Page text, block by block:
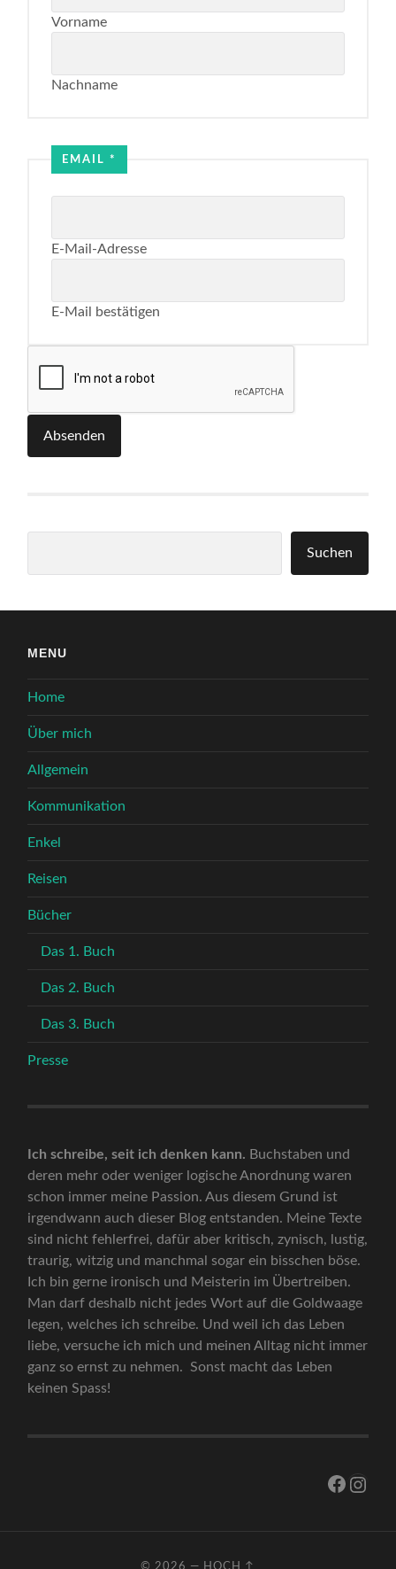
Vorname
Nachname
Email
EMAIL*
E-Mail-Adresse
E-Mail bestätigen
Absenden
Suchen
MENU
Home
Über mich
Allgemein
Kommunikation
Enkel
Reisen
Bücher
Das 1. Buch
Das 2. Buch
Das 3. Buch
Presse
Ich schreibe, seit ich denken kann. Buchstaben und
deren mehr oder weniger logische Anordnung waren
schon immer meine Passion. Aus diesem Grund ist
irgendwann auch dieser Blog entstanden. Meine Texte
sind nicht fehlerfrei, dafür aber kritisch, zynisch, lustig,
traurig, witzig und manchmal sogar ein bisschen böse.
Ich bin gerne ironisch und Meisterin im Übertreiben.
Man darf deshalb nicht jedes Wort auf die Goldwaage
legen, welches ich schreibe. Und weil ich das Leben
liebe, versuche ich mich und meinen Alltag nicht immer
ganz so ernst zu nehmen. Sonst macht das Leben
keinen Spass!
© 2026 — HOCH ↑